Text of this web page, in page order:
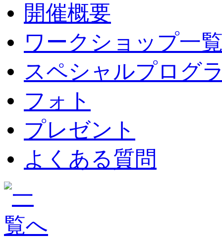
開催概要
ワークショップ一
スペシャルプログ
フォト
プレゼント
よくある質問